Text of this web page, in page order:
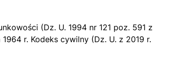
(Dz. U. 1994 nr 121 poz. 591 z
r. Kodeks cywilny (Dz. U. z 2019 r.